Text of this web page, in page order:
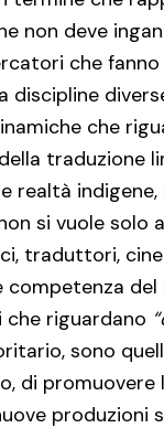
non deve
che fanno
discipline
che
traduzione
realtà indigene,
si vuole solo
traduttori,
competenza del
riguardano
sono
di promuovere
produzioni